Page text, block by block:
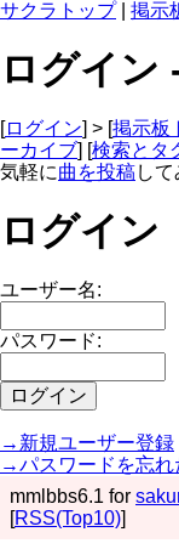
サクラトップ| 掲示
ログイン
[ログイン] > [掲示板
ーカイブ] [検索とタ
気軽に曲を投稿して
ログイン
ユーザー名:
パスワード:
→新規ユーザー登録
→パスワードを忘れ
mmlbbs6.1 for
[RSS(Top10)]